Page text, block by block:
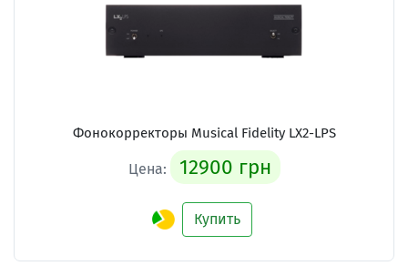
Фонокорректоры Musical Fidelity LX2-LPS
Цена: 12900 грн
Купить